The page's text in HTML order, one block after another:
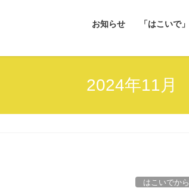
お知らせ 「はこいで
2024年11月
はこいでか